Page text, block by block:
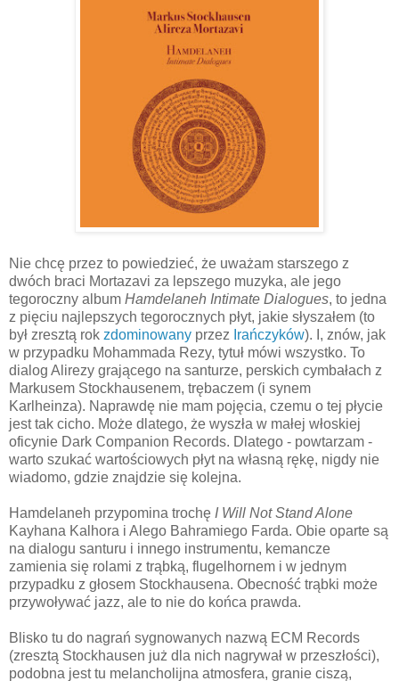
Nie chcę przez to powiedzieć, że uważam starszego z
dwóch braci Mortazavi za lepszego muzyka, ale jego
tegoroczny album Hamdelaneh Intimate Dialogues, to jedna
z pięciu najlepszych tegorocznych płyt, jakie słyszałem (to
był zresztą rok zdominowany przez Irańczyków). I, znów, jak
w przypadku Mohammada Rezy, tytuł mówi wszystko. To
dialog Alirezy grającego na santurze, perskich cymbałach z
Markusem Stockhausenem, trębaczem (i synem
Karlheinza). Naprawdę nie mam pojęcia, czemu o tej płycie
jest tak cicho. Może dlatego, że wyszła w małej włoskiej
oficynie Dark Companion Records. Dlatego - powtarzam -
warto szukać wartościowych płyt na własną rękę, nigdy nie
wiadomo, gdzie znajdzie się kolejna.
Hamdelaneh przypomina trochę I Will Not Stand Alone
Kayhana Kalhora i Alego Bahramiego Farda. Obie oparte są
na dialogu santuru i innego instrumentu, kemancze
zamienia się rolami z trąbką, flugelhornem i w jednym
przypadku z głosem Stockhausena. Obecność trąbki może
przywoływać jazz, ale to nie do końca prawda.
Blisko tu do nagrań sygnowanych nazwą ECM Records
(zresztą Stockhausen już dla nich nagrywał w przeszłości),
podobna jest tu melancholijna atmosfera, granie ciszą,